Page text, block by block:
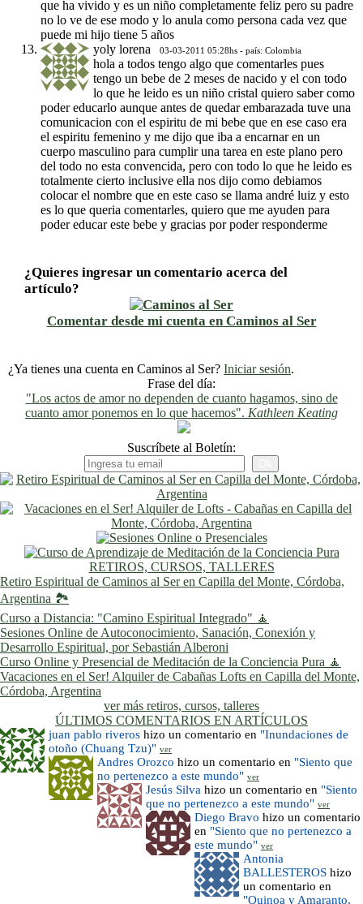
que ha vivido y es un niño completamente feliz pero su padre
no lo ve de ese modo y lo anula como persona cada vez que
puede mi hijo tiene 5 años
yoly lorena
03-03-2011 05:28hs - país: Colombia
hola a todos tengo algo que comentarles pues
tengo un bebe de 2 meses de nacido y el con todo
lo que he leido es un niño cristal quiero saber como
poder educarlo aunque antes de quedar embarazada tuve una
comunicacion con el espiritu de mi bebe que en ese caso era
el espiritu femenino y me dijo que iba a encarnar en un
cuerpo masculino para cumplir una tarea en este plano pero
del todo no esta convencida, pero con todo lo que he leido es
totalmente cierto inclusive ella nos dijo como debiamos
colocar el nombre que en este caso se llama andré luiz y esto
es lo que queria comentarles, quiero que me ayuden para
poder educar este bebe y gracias por poder responderme
¿Quieres ingresar un comentario acerca del
artículo?
Comentar desde mi cuenta en Caminos al Ser
¿Ya tienes una cuenta en Caminos al Ser? Iniciar sesión.
Frase del día:
"Los actos de amor no dependen de cuanto hagamos, sino de
cuanto amor ponemos en lo que hacemos". Kathleen Keating
Suscríbete al Boletín:
RETIROS, CURSOS, TALLERES
Retiro Espiritual de Caminos al Ser en Capilla del Monte, Córdoba,
Argentina 🏞️
Curso a Distancia: "Camino Espiritual Integrado" 🧘
Sesiones Online de Autoconocimiento, Sanación, Conexión y
Desarrollo Espiritual, por Sebastián Alberoni
Curso Online y Presencial de Meditación de la Conciencia Pura 🧘
Vacaciones en el Ser! Alquiler de Cabañas Lofts en Capilla del Monte,
Córdoba, Argentina
ver más retiros, cursos, talleres
ÚLTIMOS COMENTARIOS EN ARTÍCULOS
juan pablo riveros hizo un comentario en "Inundaciones de
otoño (Chuang Tzu)" ver
Andres Orozco hizo un comentario en "Siento que
no pertenezco a este mundo" ver
Jesús Silva hizo un comentario en "Siento
que no pertenezco a este mundo" ver
Diego Bravo hizo un comentario
en "Siento que no pertenezco a
este mundo" ver
Antonia
BALLESTEROS hizo
un comentario en
"Quinoa y Amaranto,